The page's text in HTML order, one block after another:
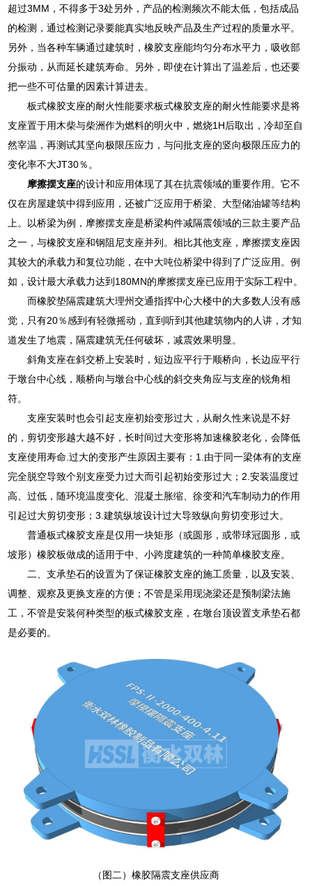
超过3MM，不得多于3处另外，产品的检测频次不能太低，包括成品
的检测，通过检测记录要能真实地反映产品及生产过程的质量水平。
另外，当各种车辆通过建筑时，橡胶支座能均匀分布水平力，吸收部
分振动，从而延长建筑寿命。另外，即使在计算出了温差后，也还要
把一些不可估量的因素计算进去。
板式橡胶支座的耐火性能要求板式橡胶支座的耐火性能要求是将
支座置于用木柴与柴洲作为燃料的明火中，燃烧1H后取出，冷却至自
然宰温，再测试其坚向极限压应力，与问批支座的竖向极限压应力的
变化率不大JT30％。
摩擦摆支座的设计和应用体现了其在抗震领域的重要作用。它不
仅在房屋建筑中得到应用，还被广泛应用于桥梁、大型储油罐等结构
上。以桥梁为例，摩擦摆支座是桥梁构件减隔震领域的三款主要产品
之一，与橡胶支座和钢阻尼支座并列。相比其他支座，摩擦摆支座因
其较大的承载力和复位功能，在中大吨位桥梁中得到了广泛应用。例
如，设计最大承载力达到180MN的摩擦摆支座已应用于实际工程中。
而橡胶垫隔震建筑大理州交通指挥中心大楼中的大多数人没有感
觉，只有20％感到有轻微摇动，直到听到其他建筑物内的人讲，才知
道发生了地震，隔震建筑无任何破坏，减震效果明显。
斜角支座在斜交桥上安装时，短边应平行于顺桥向，长边应平行
于墩台中心线，顺桥向与墩台中心线的斜交夹角应与支座的锐角相
符。
支座安装时也会引起支座初始变形过大，从耐久性来说是不好
的，剪切变形越大越不好，长时间过大变形将加速橡胶老化，会降低
支座使用寿命.过大的变形产生原因主要有：1.由于同一梁体有的支座
完全脱空导致个别支座受力过大而引起初始变形过大；2.安装温度过
高、过低，随环境温度变化、混凝土胀缩、徐变和汽车制动力的作用
引起过大剪切变形；3.建筑纵坡设计过大导致纵向剪切变形过大。
普通板式橡胶支座是仅用一块矩形（或圆形，或带球冠圆形，或
坡形）橡胶板做成的适用于中、小跨度建筑的一种简单橡胶支座。
二、支承垫石的设置为了保证橡胶支座的施工质量，以及安装、
调整、观察及更换支座的方便；不管是采用现浇梁还是预制梁法施
工，不管是安装何种类型的板式橡胶支座，在墩台顶设置支承垫石都
是必要的。
（图二）橡胶隔震支座供应商